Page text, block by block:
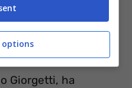
attenta a questa
anche il Ministro
Giorgetti, ha
options